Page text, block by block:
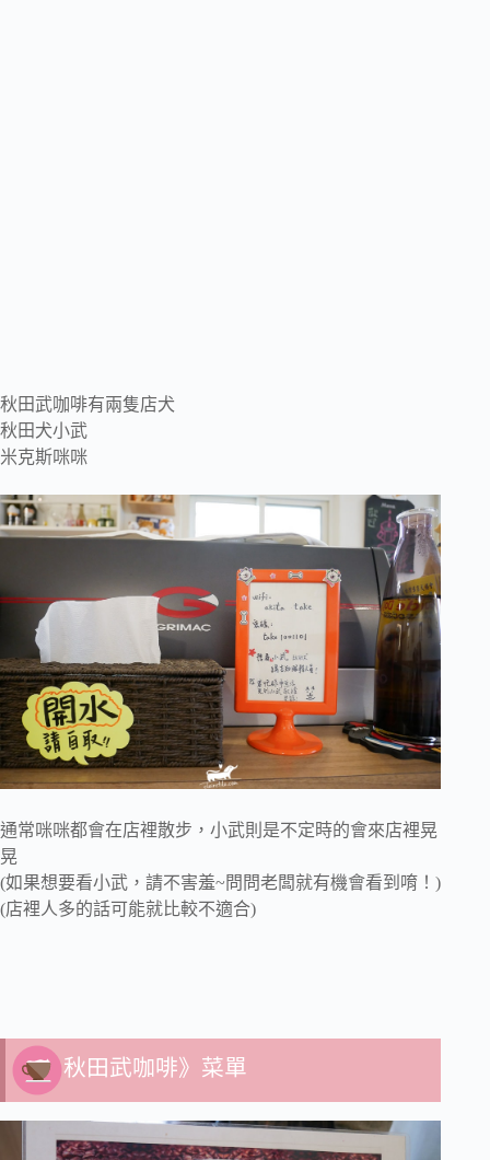
秋田武咖啡有兩隻店犬
秋田犬小武
米克斯咪咪
通常咪咪都會在店裡散步，小武則是不定時的會來店裡晃
晃
(如果想要看小武，請不害羞~問問老闆就有機會看到唷！)
(店裡人多的話可能就比較不適合)
秋田武咖啡》菜單